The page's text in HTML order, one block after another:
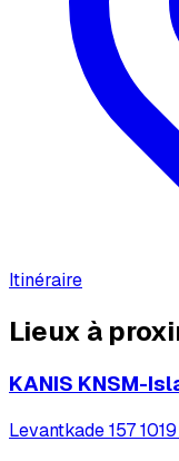
Itinéraire
Lieux à
KANIS KNSM-
Levantkade 157